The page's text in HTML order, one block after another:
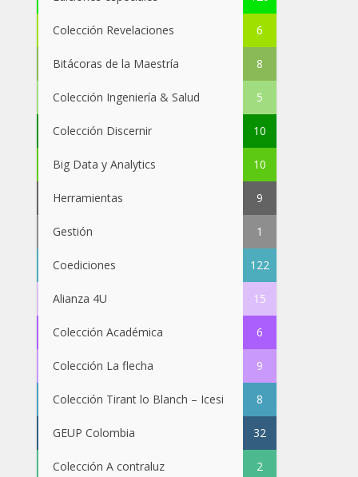
Colección Revelaciones 6
Bitácoras de la Maestría 8
Colección Ingeniería & Salud 5
Colección Discernir 10
Big Data y Analytics 10
Herramientas 9
Gestión 1
Coediciones 122
Alianza 4U 15
Colección Académica 6
Colección La flecha 9
Colección Tirant lo Blanch – Icesi 8
GEUP Colombia 32
Colección A contraluz 2